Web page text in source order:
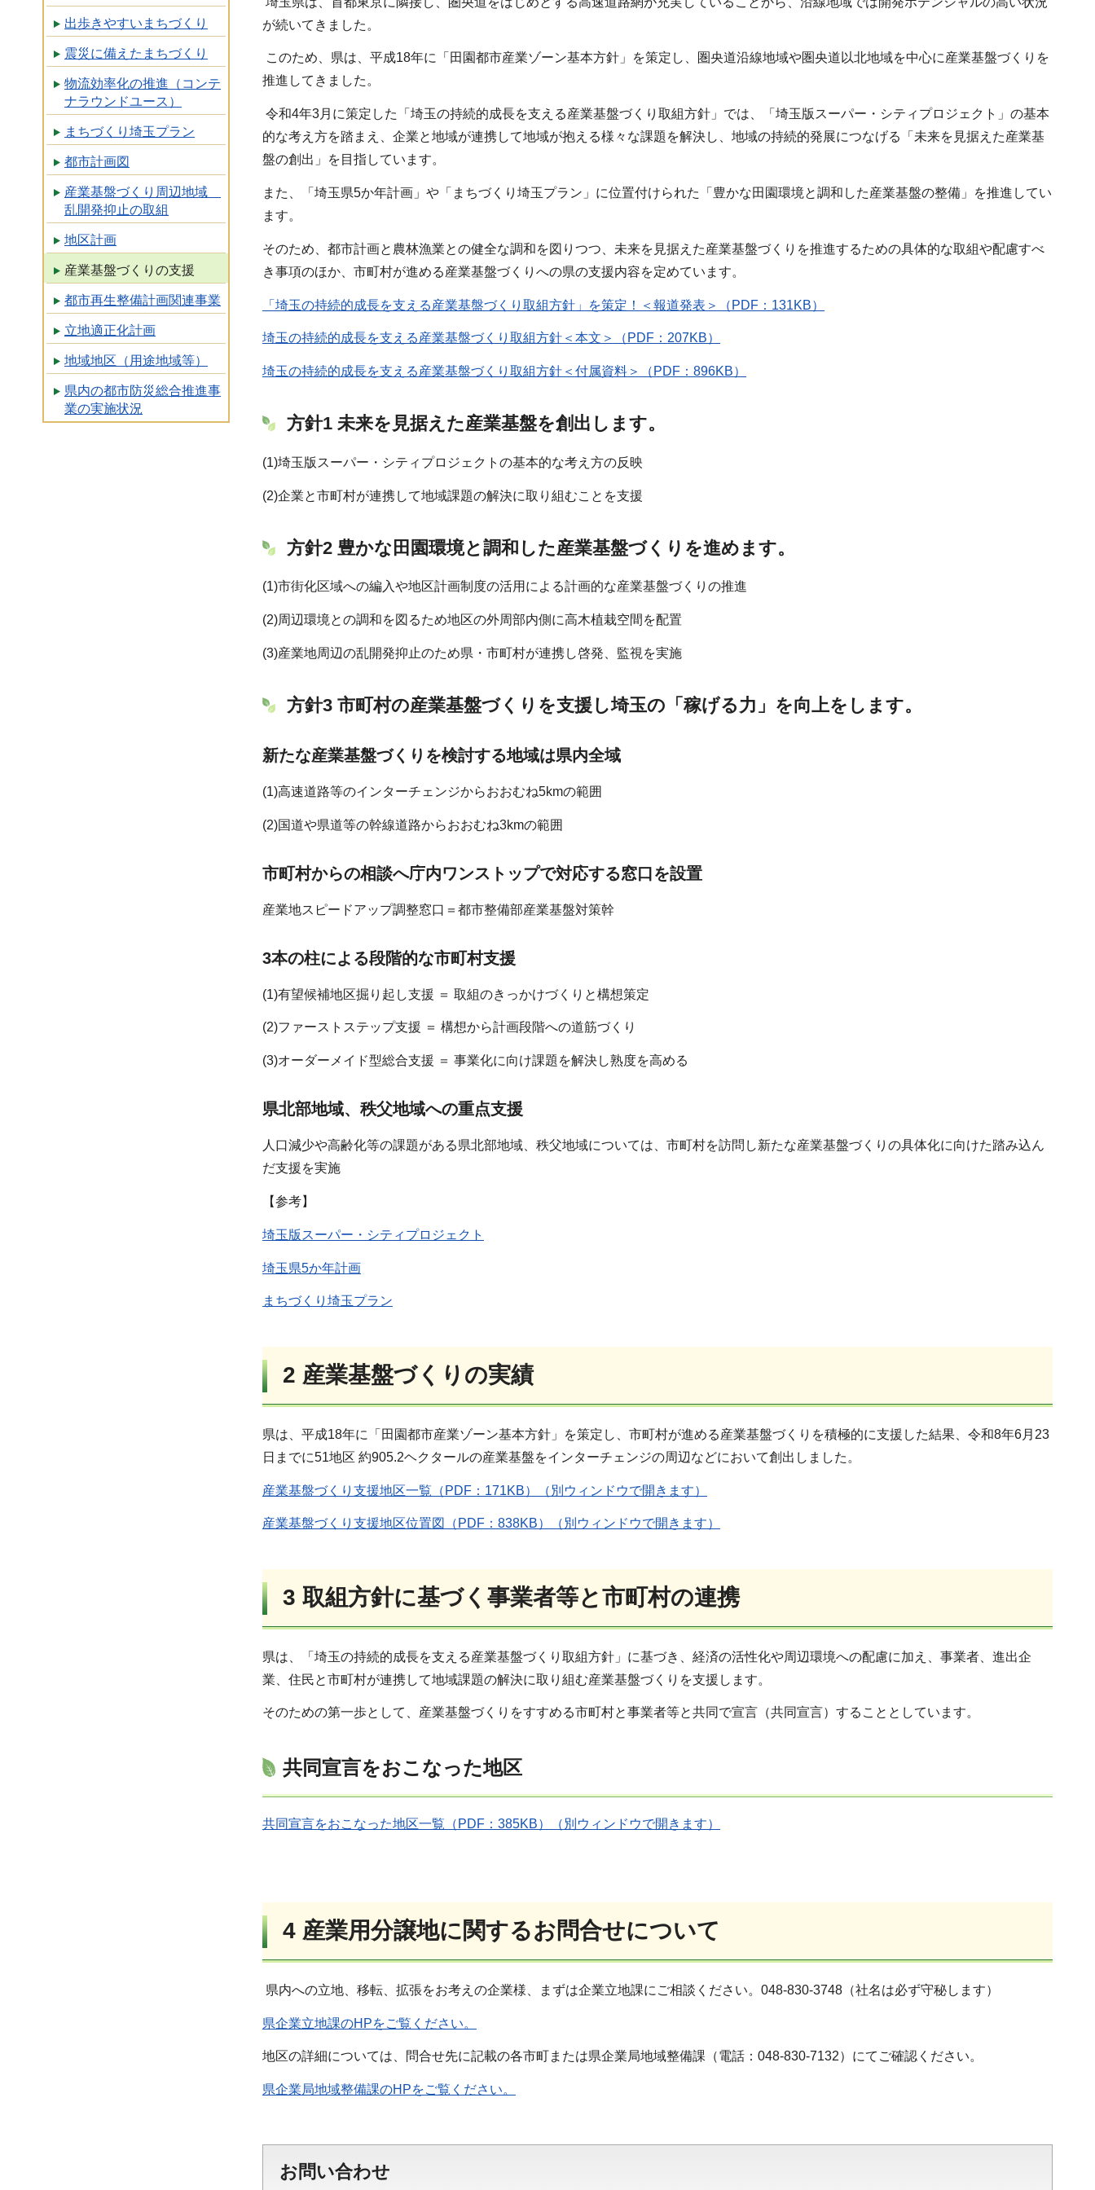
出歩きやすいまちづくり
震災に備えたまちづくり
物流効率化の推進（コンテ
ナラウンドユース）
まちづくり埼玉プラン
都市計画図
産業基盤づくり周辺地域
乱開発抑止の取組
地区計画
産業基盤づくりの支援
都市再生整備計画関連事業
立地適正化計画
地域地区（用途地域等）
県内の都市防災総合推進事
業の実施状況
が続いてきました。
このため、県は、平成18年に「田園都市産業ゾーン基本方針」を策定し、圏央道沿線地域や圏央道以北地域を中心に産業基盤づくりを
推進してきました。
令和4年3月に策定した「埼玉の持続的成長を支える産業基盤づくり取組方針」では、「埼玉版スーパー・シティプロジェクト」の基本
的な考え方を踏まえ、企業と地域が連携して地域が抱える様々な課題を解決し、地域の持続的発展につなげる「未来を見据えた産業基
盤の創出」を目指しています。
また、「埼玉県5か年計画」や「まちづくり埼玉プラン」に位置付けられた「豊かな田園環境と調和した産業基盤の整備」を推進してい
ます。
そのため、都市計画と農林漁業との健全な調和を図りつつ、未来を見据えた産業基盤づくりを推進するための具体的な取組や配慮すべ
き事項のほか、市町村が進める産業基盤づくりへの県の支援内容を定めています。
「埼玉の持続的成長を支える産業基盤づくり取組方針」を策定！＜報道発表＞（PDF：131KB）
埼玉の持続的成長を支える産業基盤づくり取組方針＜本文＞（PDF：207KB）
埼玉の持続的成長を支える産業基盤づくり取組方針＜付属資料＞（PDF：896KB）
方針1 未来を見据えた産業基盤を創出します。
(1)埼玉版スーパー・シティプロジェクトの基本的な考え方の反映
(2)企業と市町村が連携して地域課題の解決に取り組むことを支援
方針2 豊かな田園環境と調和した産業基盤づくりを進めます。
(1)市街化区域への編入や地区計画制度の活用による計画的な産業基盤づくりの推進
(2)周辺環境との調和を図るため地区の外周部内側に高木植栽空間を配置
(3)産業地周辺の乱開発抑止のため県・市町村が連携し啓発、監視を実施
方針3 市町村の産業基盤づくりを支援し埼玉の「稼げる力」を向上をします。
新たな産業基盤づくりを検討する地域は県内全域
(1)高速道路等のインターチェンジからおおむね5kmの範囲
(2)国道や県道等の幹線道路からおおむね3kmの範囲
市町村からの相談へ庁内ワンストップで対応する窓口を設置
産業地スピードアップ調整窓口＝都市整備部産業基盤対策幹
3本の柱による段階的な市町村支援
(1)有望候補地区掘り起し支援 ＝ 取組のきっかけづくりと構想策定
(2)ファーストステップ支援 ＝ 構想から計画段階への道筋づくり
(3)オーダーメイド型総合支援 ＝ 事業化に向け課題を解決し熟度を高める
県北部地域、秩父地域への重点支援
人口減少や高齢化等の課題がある県北部地域、秩父地域については、市町村を訪問し新たな産業基盤づくりの具体化に向けた踏み込ん
だ支援を実施
【参考】
埼玉版スーパー・シティプロジェクト
埼玉県5か年計画
まちづくり埼玉プラン
2 産業基盤づくりの実績
県は、平成18年に「田園都市産業ゾーン基本方針」を策定し、市町村が進める産業基盤づくりを積極的に支援した結果、令和8年6月23
日までに51地区 約905.2ヘクタールの産業基盤をインターチェンジの周辺などにおいて創出しました。
産業基盤づくり支援地区一覧（PDF：171KB）（別ウィンドウで開きます）
産業基盤づくり支援地区位置図（PDF：838KB）（別ウィンドウで開きます）
3 取組方針に基づく事業者等と市町村の連携
県は、「埼玉の持続的成長を支える産業基盤づくり取組方針」に基づき、経済の活性化や周辺環境への配慮に加え、事業者、進出企
業、住民と市町村が連携して地域課題の解決に取り組む産業基盤づくりを支援します。
そのための第一歩として、産業基盤づくりをすすめる市町村と事業者等と共同で宣言（共同宣言）することとしています。
共同宣言をおこなった地区
共同宣言をおこなった地区一覧（PDF：385KB）（別ウィンドウで開きます）
4 産業用分譲地に関するお問合せについて
県内への立地、移転、拡張をお考えの企業様、まずは企業立地課にご相談ください。048-830-3748（社名は必ず守秘します）
県企業立地課のHPをご覧ください。
地区の詳細については、問合せ先に記載の各市町または県企業局地域整備課（電話：048-830-7132）にてご確認ください。
県企業局地域整備課のHPをご覧ください。
お問い合わせ